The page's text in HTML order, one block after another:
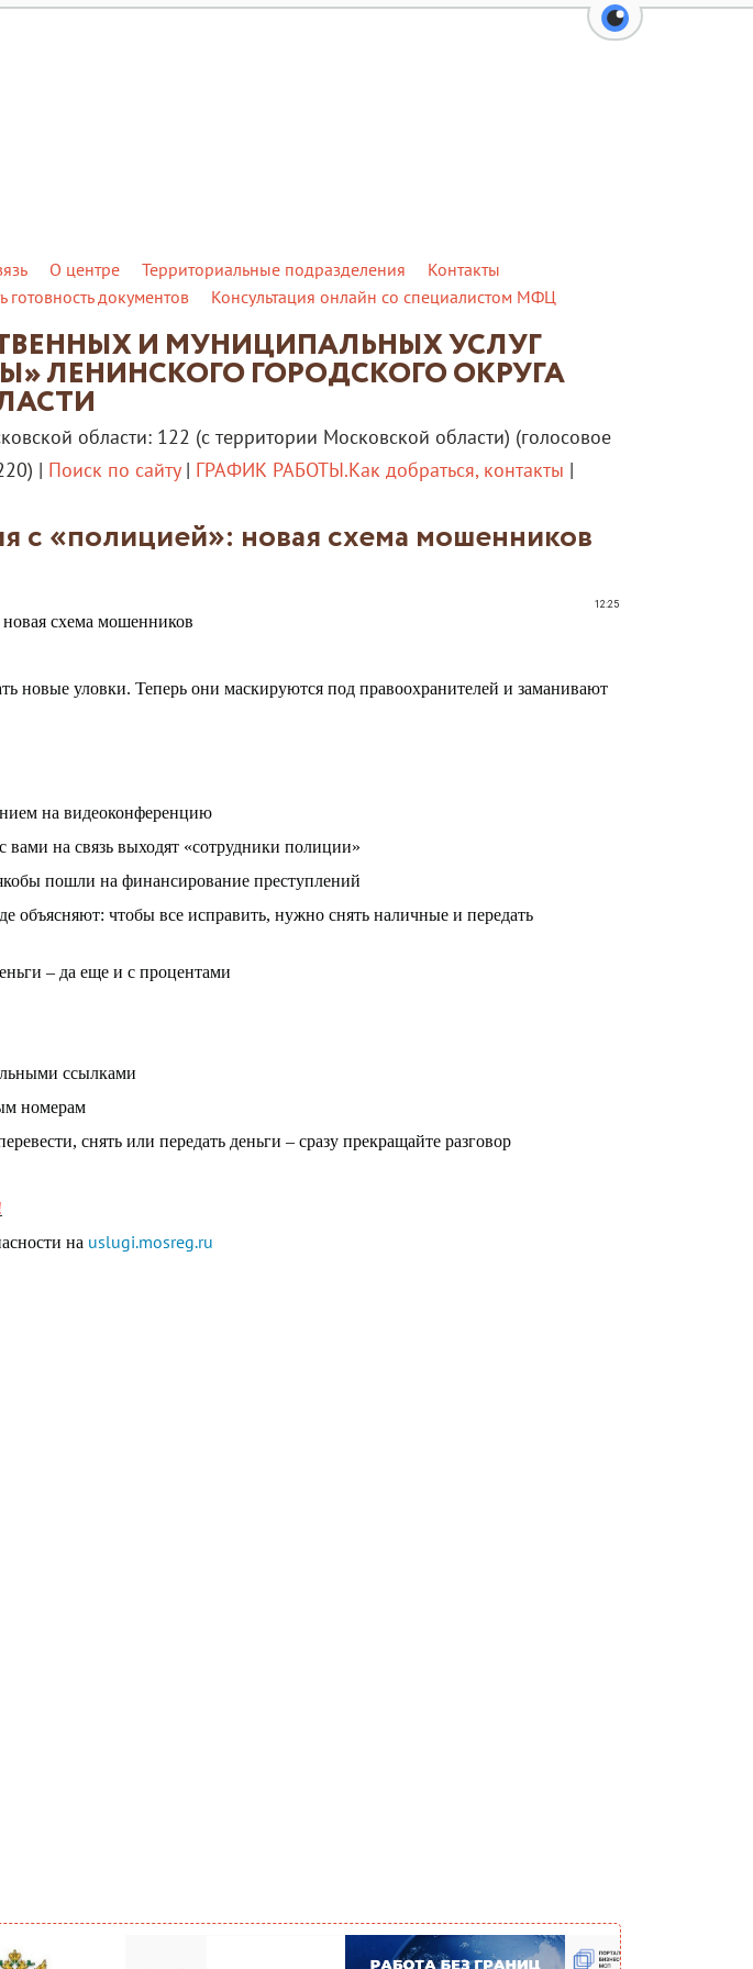
перейти на
О центре Территориальные подразделения
Контакты
готовность документов Консультация онлайн со специалистом МФЦ
И МУНИЦИПАЛЬНЫХ УСЛУГ
ЛЕНИНСКОГО ГОРОДСКОГО ОКРУГА
области: 122 (с территории Московской области) (голосовое
| Поиск по сайту| ГРАФИК РАБОТЫ.Как добраться, контакты |
с «полицией»: новая схема мошенников
12:25
схема мошенников
новые уловки. Теперь они маскируются под правоохранителей и заманивают
на видеоконференцию
вами на связь выходят «сотрудники полиции»
пошли на финансирование преступлений
объясняют: чтобы все исправить, нужно снять наличные и передать
– да еще и с процентами
ссылками
номерам
снять или передать деньги – сразу прекращайте разговор
на uslugi.mosreg.ru